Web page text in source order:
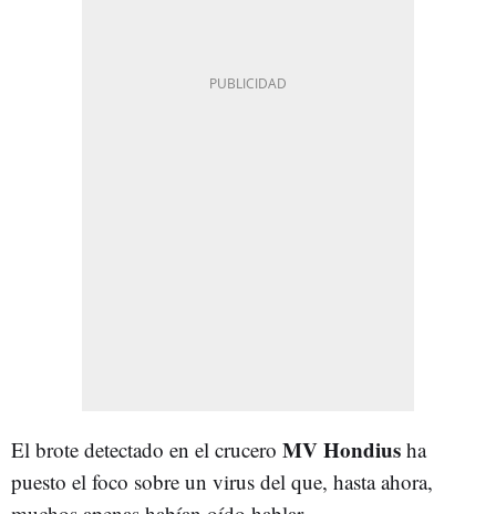
El brote detectado en el crucero MV Hondius ha
puesto el foco sobre un virus del que, hasta ahora,